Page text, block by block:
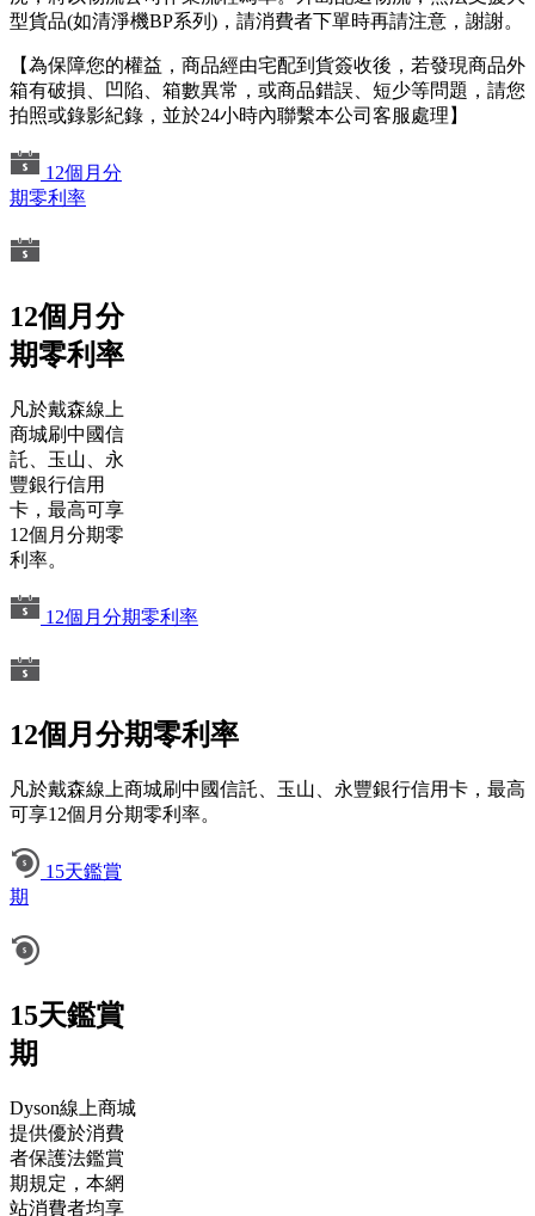
型貨品(如清淨機BP系列)，請消費者下單時再請注意，謝謝。
【為保障您的權益，商品經由宅配到貨簽收後，若發現商品外
箱有破損、凹陷、箱數異常，或商品錯誤、短少等問題，請您
拍照或錄影紀錄，並於24小時內聯繫本公司客服處理】
12個月分
期零利率
12個月分
期零利率
凡於戴森線上
商城刷中國信
託、玉山、永
豐銀行信用
卡，最高可享
12個月分期零
利率。
12個月分期零利率
12個月分期零利率
凡於戴森線上商城刷中國信託、玉山、永豐銀行信用卡，最高
可享12個月分期零利率。
15天鑑賞
期
15天鑑賞
期
Dyson線上商城
提供優於消費
者保護法鑑賞
期規定，本網
站消費者均享